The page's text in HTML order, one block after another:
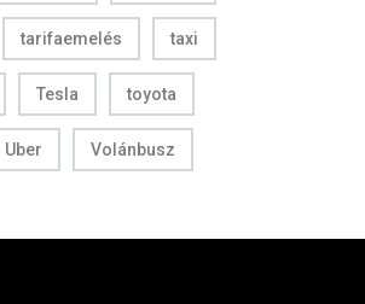
tarifaemelés taxi
Tesla toyota
Uber Volánbusz